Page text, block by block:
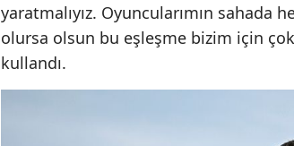
yaratmalıyız. Oyuncularımın
olursa olsun bu eşleşme bizim için
kullandı.